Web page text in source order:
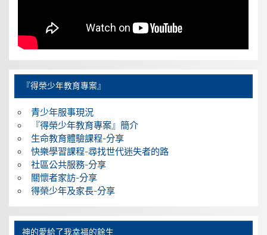
『得榮少年教育專案』
青少年服事現況
『得榮少年教育專案』簡介
生命教育體驗課程-分享
快樂學習課程-尋找世代迷失者的路
社區公共服務-分享
關懷者家訪-分享
得榮少年及家長-分享
神的愛給了我幸福的餘生